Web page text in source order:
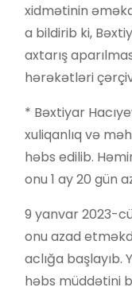
xidmətinin
a bildirib ki,
axtarış
hərəkətləri
* Bəxtiyar
xuliqanlıq və
həbs edilib.
onu 1 ay 20 gün
9 yanvar 2023-
onu azad
aclığa başlayıb.
həbs müddətini